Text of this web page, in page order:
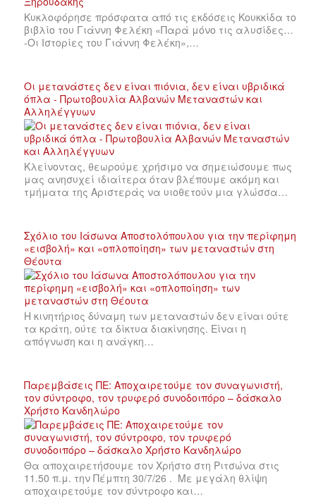
Κυκλοφόρησε πρόσφατα από τις εκδόσεις Κουκκίδα το
βιβλίο του Γιάννη Φελέκη «Παρά μόνο τις αλυσίδες…
-Οι Ιστορίες του Γιάννη Φελέκη»,…
Οι μετανάστες δεν είναι πιόνια, δεν είναι υβριδικά
όπλα - Πρωτοβουλία Αλβανών Μεταναστών και
Αλληλέγγυων
Κλείνοντας, θεωρούμε χρήσιμο να σημειώσουμε πως
μας ανησυχεί ιδιαίτερα όταν βλέπουμε ακόμη και
τμήματα της Αριστεράς να υιοθετούν μια γλώσσα…
Σχόλιο του Ιάσωνα Αποστολόπουλου για την περίφημη
«εισβολή» και «οπλοποίηση» των μεταναστών στη
Θέουτα
Η κινητήριος δύναμη των μεταναστών δεν είναι ούτε
τα κράτη, ούτε τα δίκτυα διακίνησης. Είναι η
απόγνωση και η ανάγκη…
Παρεμβάσεις ΠΕ: Αποχαιρετούμε τον συναγωνιστή,
τον σύντροφο, τον τρυφερό συνοδοιπόρο – δάσκαλο
Χρήστο Κανδηλώρο
Θα αποχαιρετήσουμε τον Χρήστο στη Ριτσώνα στις
11.50 π.μ. την Πέμπτη 30/7/26 . Με μεγάλη θλίψη
αποχαιρετούμε τον σύντροφο και…